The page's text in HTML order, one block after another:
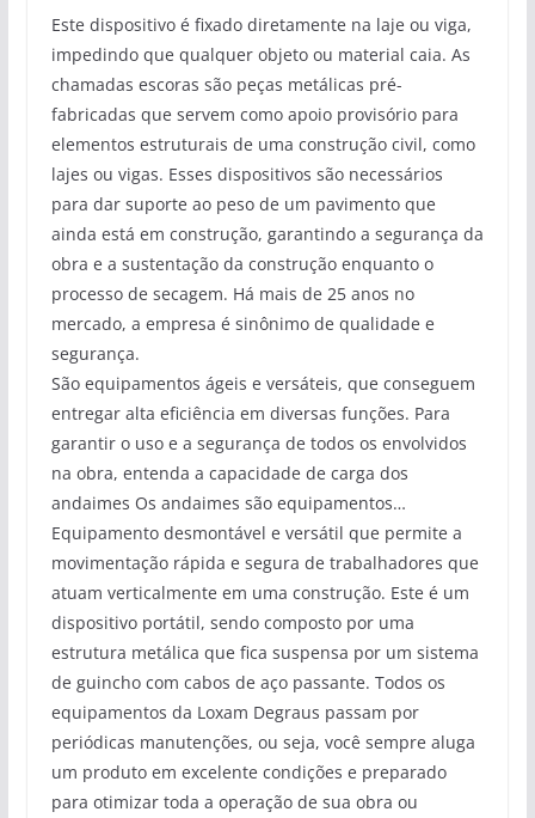
Este dispositivo é fixado diretamente na laje ou viga,
impedindo que qualquer objeto ou material caia. As
chamadas escoras são peças metálicas pré-
fabricadas que servem como apoio provisório para
elementos estruturais de uma construção civil, como
lajes ou vigas. Esses dispositivos são necessários
para dar suporte ao peso de um pavimento que
ainda está em construção, garantindo a segurança da
obra e a sustentação da construção enquanto o
processo de secagem. Há mais de 25 anos no
mercado, a empresa é sinônimo de qualidade e
segurança.
São equipamentos ágeis e versáteis, que conseguem
entregar alta eficiência em diversas funções. Para
garantir o uso e a segurança de todos os envolvidos
na obra, entenda a capacidade de carga dos
andaimes Os andaimes são equipamentos…
Equipamento desmontável e versátil que permite a
movimentação rápida e segura de trabalhadores que
atuam verticalmente em uma construção. Este é um
dispositivo portátil, sendo composto por uma
estrutura metálica que fica suspensa por um sistema
de guincho com cabos de aço passante. Todos os
equipamentos da Loxam Degraus passam por
periódicas manutenções, ou seja, você sempre aluga
um produto em excelente condições e preparado
para otimizar toda a operação de sua obra ou